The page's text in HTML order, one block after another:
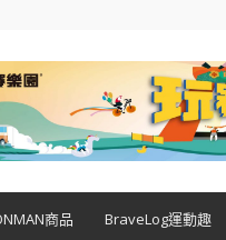
商品 BraveLog運動趣